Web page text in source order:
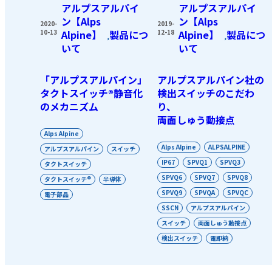
2020-
10-13
アルプスアルパイ
ン【Alps
Alpine】
,製品につ
いて
「アルプスアルパイン」
タクトスイッチ®静音化
のメカニズム
Alps Alpine
アルプスアルパイン
スイッチ
タクトスイッチ
タクトスイッチ®
半導体
電子部品
2019-
12-18
アルプスアルパイ
ン【Alps
Alpine】
,製品につ
いて
アルプスアルパイン社の
検出スイッチのこだわ
り、
両面しゅう動接点
Alps Alpine
ALPSALPINE
IP67
SPVQ1
SPVQ3
SPVQ6
SPVQ7
SPVQ8
SPVQ9
SPVQA
SPVQC
SSCN
アルプスアルパイン
スイッチ
両面しゅう動接点
検出スイッチ
電即納